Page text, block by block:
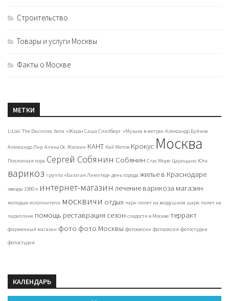
Строительство
Товары и услуги Москвы
Факты о Москве
МЕТКИ
LiLosi The Davincies Xena «Жара» Саша Спилберг «Музыка в метро» Александр Буйнов
Александр Лир Алина Ос Жасмин КАНТ Кай Метов Крокус Москва
Поклонная гора Сергей Собянин Собянин Стас Море Царицыно Юта
варикоз группа «Балаган Лимитед» день города жилье в Краснодаре
звезды 1990-х интернет-магазин лечение варикоза магазин
молодые исполнители москвичи отдых парк полет на воздушном шаре полет на
параплане помощь реставрация сезон сладости в Москве терракт
фирменный магазин фото фото Москвы фотосессии фотосессия фотостудии
фотостудия
КАЛЕНДАРЬ